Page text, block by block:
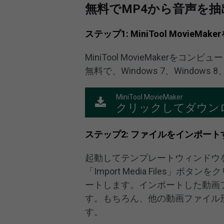
無料でMP4から音声を
ステップ1: MiniTool
MiniTool MovieMakerをコンピュ
無料で、Windows 7、Windows 8
MiniTool MovieMaker
クリックしてダウン
ステップ2: ファイルをインポート
起動してテンプレートウィンド
「Import Media Files」ボタンを
ートします。インポートした動
す。もちろん、他の動画ファイ
す。